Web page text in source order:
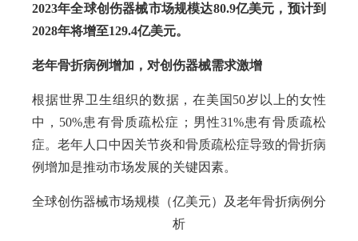
2023年全球创伤器械市场规模达80.9亿美元，预计到
2028年将增至129.4亿美元。
老年骨折病例增加，对创伤器械需求激增
根据世界卫生组织的数据，在美国50岁以上的女性
中，50%患有骨质疏松症；男性31%患有骨质疏松
症。老年人口中因关节炎和骨质疏松症导致的骨折病
例增加是推动市场发展的关键因素。
全球创伤器械市场规模（亿美元）及老年骨折病例分
析